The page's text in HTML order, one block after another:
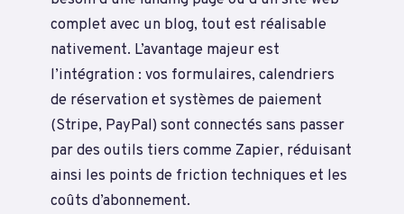
complet avec un blog, tout est réalisable
nativement. L’avantage majeur est
l’intégration : vos formulaires, calendriers
de réservation et systèmes de paiement
(Stripe, PayPal) sont connectés sans passer
par des outils tiers comme Zapier, réduisant
ainsi les points de friction techniques et les
coûts d’abonnement.